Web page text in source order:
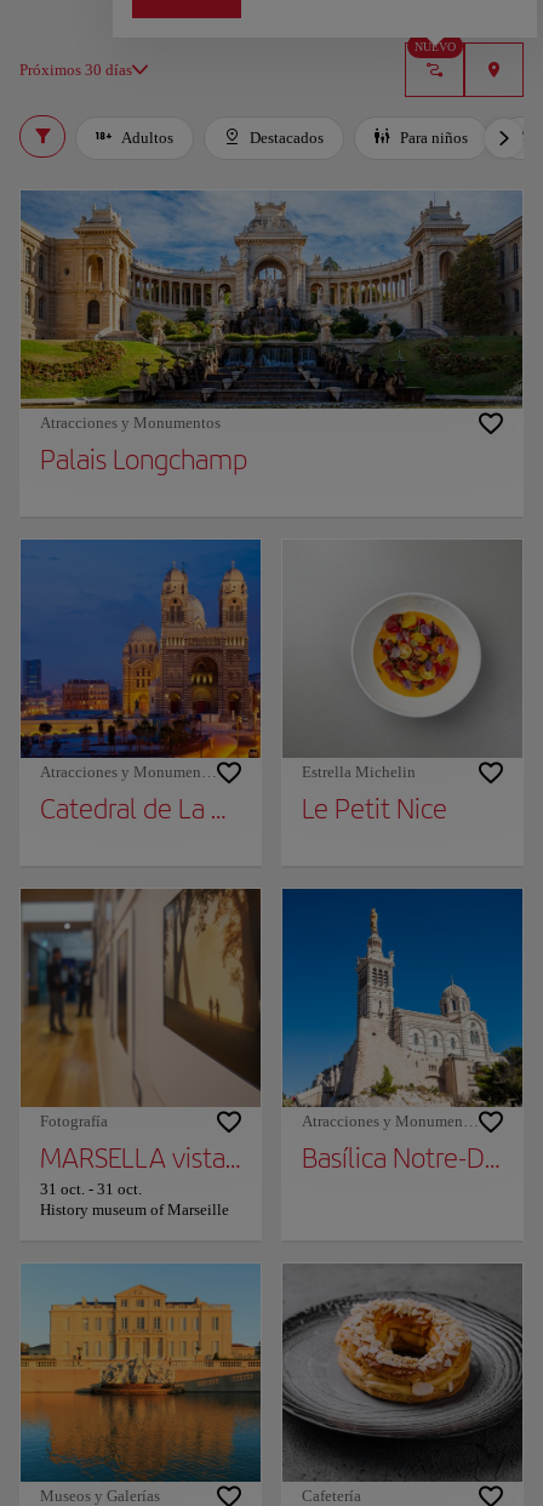
Próximos 30 días
NUEVO
Adultos Destacados Para niños
Atracciones y Monumentos
Palais Longchamp
Atracciones y Monumentos
Catedral de La Major
Estrella Michelin
Le Petit Nice
Fotografía
MARSELLA vista por los DETALLES - 164
31 oct. - 31 oct.
History museum of Marseille
Atracciones y Monumentos
Basílica Notre-
Museos y Galerías Cafetería